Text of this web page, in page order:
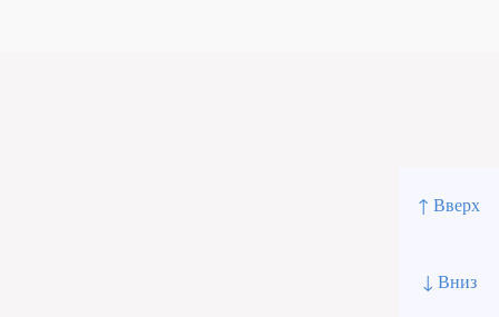
↑ Вверх
↓ Вниз